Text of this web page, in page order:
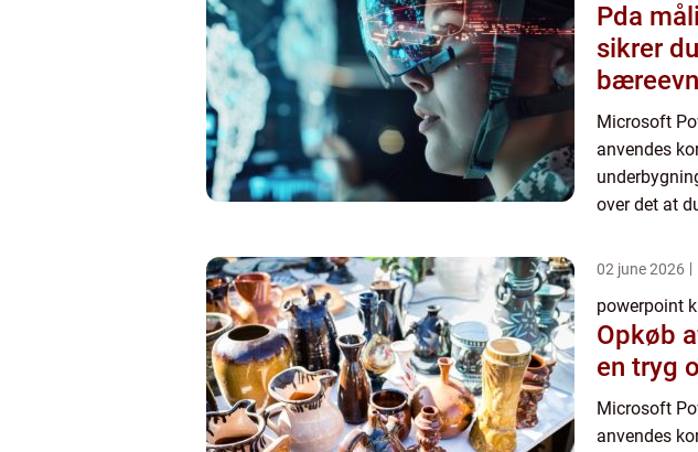
Pda
sikrer
Microsoft
anvendes
over det at
PowerPoint
02 june 2026
powerpoint
Opkøb af
en tryg
Microsoft
anvendes